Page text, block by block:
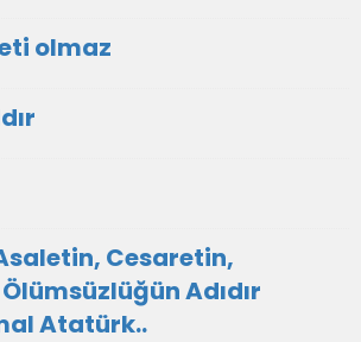
olmaz
Cesaretin,
Adıdır
Atatürk..